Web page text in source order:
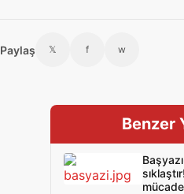
Paylaş 𝕏 f w
Benzer